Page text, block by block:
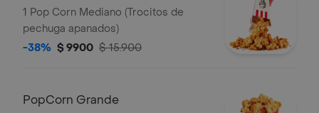
1 Pop Corn Mediano (Trocitos de
pechuga apanados)
-38% $ 9900 $ 15.900
PopCorn Grande